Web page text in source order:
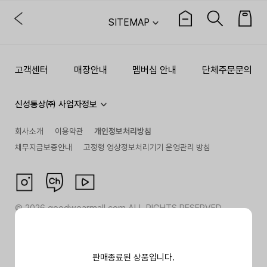
판매종료된 상품입니다.
SITEMAP
고객센터 매장안내 멤버십 안내 단체주문문의
신성통상㈜ 사업자정보
회사소개 이용약관
개인정보처리방침
채무지급보증안내
고정형 영상정보처리기기 운영관리 방침
©2026goodwearmall.com ALL RIGHTS RESERVED